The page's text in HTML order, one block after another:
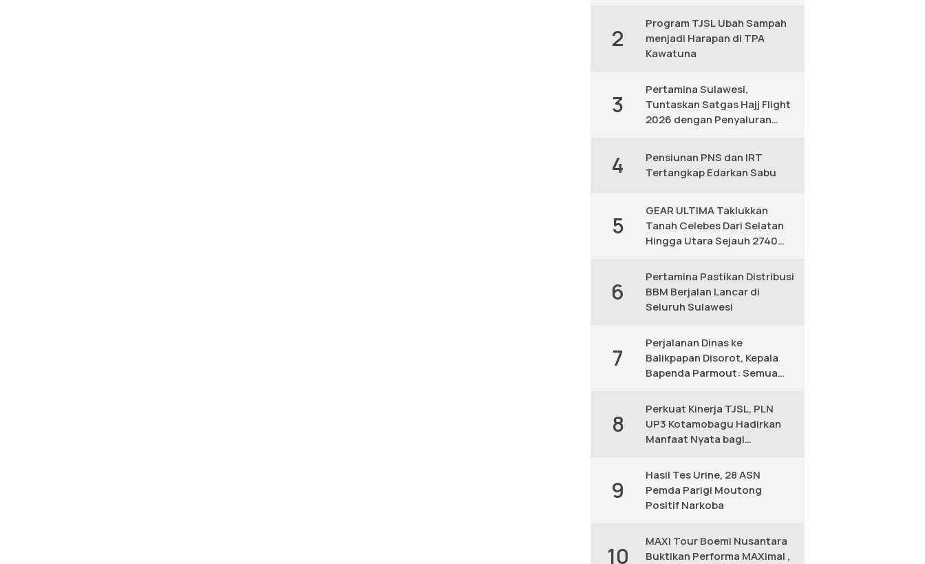
2
Program TJSL Ubah Sampah
menjadi Harapan di TPA
Kawatuna
3
Pertamina Sulawesi,
Tuntaskan Satgas Hajj Flight
2026 dengan Penyaluran
4
Pensiunan PNS dan IRT
Tertangkap Edarkan Sabu
5
GEAR ULTIMA Taklukkan
Tanah Celebes Dari Selatan
Hingga Utara Sejauh 2740
6
Pertamina Pastikan Distribusi
BBM Berjalan Lancar di
Seluruh Sulawesi
7
Perjalanan Dinas ke
Balikpapan Disorot, Kepala
Bapenda Parmout: Semua
8
Perkuat Kinerja TJSL, PLN
UP3 Kotamobagu Hadirkan
Manfaat Nyata bagi
9
Hasil Tes Urine, 28 ASN
Pemda Parigi Moutong
Positif Narkoba
10
MAXi Tour Boemi Nusantara
Buktikan Performa MAXimal ,